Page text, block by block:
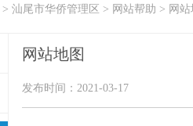
> 汕尾市华侨管理区 > 网站帮助 > 网
网站地图
发布时间：2021-03-17